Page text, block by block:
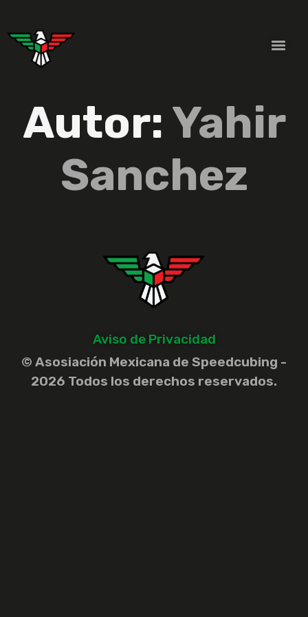
Autor: Yahir
Sanchez
Aviso de Privacidad
© Asosiación Mexicana de Speedcubing -
2026 Todos los derechos reservados.